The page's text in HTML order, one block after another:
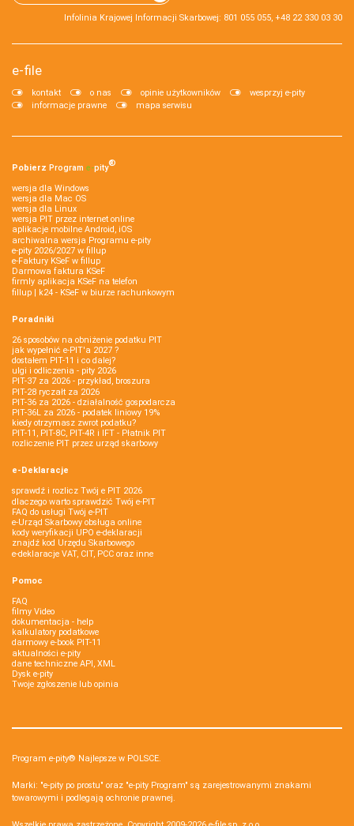
Infolinia Krajowej Informacji Skarbowej: 801 055 055, +48 22 330 03 30
e-file
kontakt o nas opinie użytkowników
wesprzyj e-pity
informacje prawne
mapa serwisu
Pobierz Program e‑pity®
wersja dla Windows
wersja dla Mac OS
wersja dla Linux
wersja PIT przez internet online
aplikacje mobilne Android, iOS
archiwalna wersja Programu e-pity
e-pity 2026/2027 w fillup
e‑Faktury KSeF w fillup
Darmowa faktura KSeF
firmly aplikacja KSeF na telefon
fillup | k24 - KSeF w biurze rachunkowym
Poradniki
26 sposobów na obniżenie podatku PIT
jak wypełnić e-PIT'a 2027 ?
dostałem PIT-11 i co dalej?
ulgi i odliczenia - pity 2026
PIT-37 za 2026 - przykład, broszura
PIT-28 ryczałt za 2026
PIT-36 za 2026 - działalność gospodarcza
PIT-36L za 2026 - podatek liniowy 19%
kiedy otrzymasz zwrot podatku?
PIT-11, PIT-8C, PIT-4R i IFT - Płatnik PIT
rozliczenie PIT przez urząd skarbowy
e-Deklaracje
sprawdź i rozlicz Twój e PIT 2026
dlaczego warto sprawdzić Twój e-PIT
FAQ do usługi Twój e-PIT
e-Urząd Skarbowy obsługa online
kody weryfikacji UPO e-deklaracji
znajdź kod Urzędu Skarbowego
e-deklaracje VAT, CIT, PCC oraz inne
Pomoc
FAQ
filmy Video
dokumentacja - help
kalkulatory podatkowe
darmowy e-book PIT-11
aktualności e-pity
dane techniczne API, XML
Dysk e-pity
Twoje zgłoszenie lub opinia
Program e-pity® Najlepsze w POLSCE.
Marki: "e-pity po prostu" oraz "e-pity Program" są zarejestrowanymi znakami
towarowymi i podlegają ochronie prawnej.